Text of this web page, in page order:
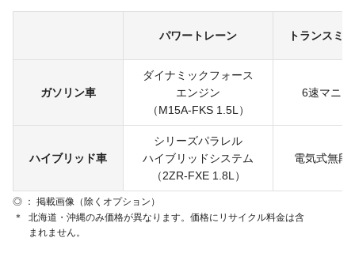
パワートレーン トランスミ
ガソリン車
ダイナミックフォース
エンジン
（M15A-FKS 1.5L）
6速マニュ
ハイブリッド車
シリーズパラレル
ハイブリッドシステム
（2ZR-FXE 1.8L）
電気式無段
◎ ： 掲載画像（除くオプション）
＊
北海道・沖縄のみ価格が異なります。価格にリサイクル料金は含
まれません。